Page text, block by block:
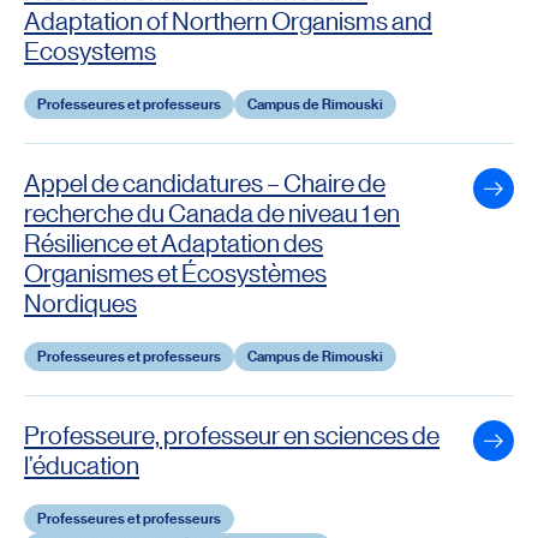
Adaptation of Northern Organisms and
Ecosystems
Professeures et professeurs Campus de Rimouski
Appel de candidatures – Chaire de
recherche du Canada de niveau 1 en
Résilience et Adaptation des
Organismes et Écosystèmes
Nordiques
Professeures et professeurs Campus de Rimouski
Voir
Professeure, professeur en sciences de
l’éducation
Professeures et professeurs
Voir